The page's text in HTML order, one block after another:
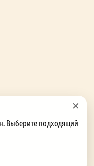
×
Выберите подходящий